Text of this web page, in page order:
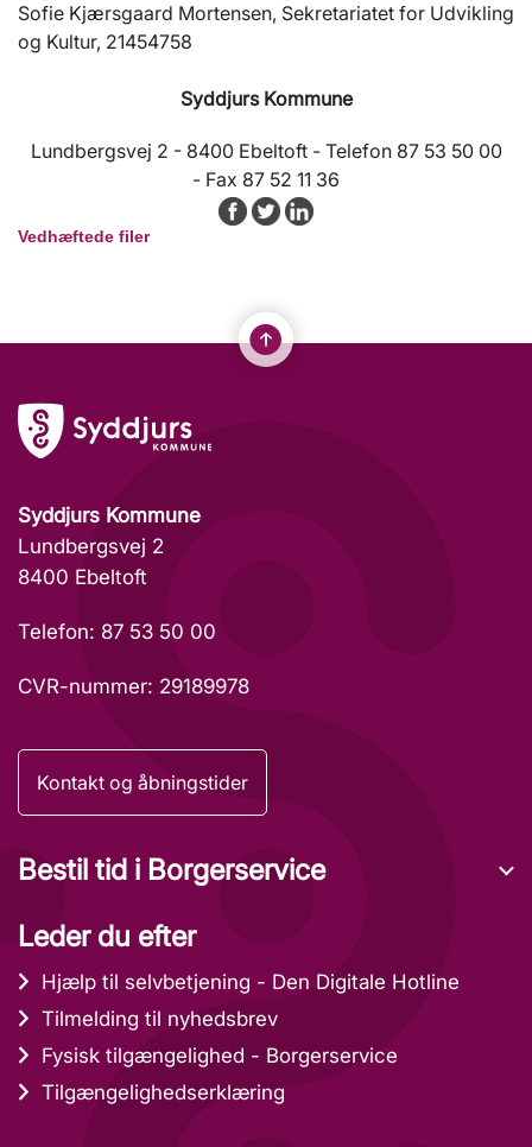
Sofie Kjærsgaard Mortensen, Sekretariatet for Udvikling
og Kultur, 21454758
Syddjurs Kommune
Lundbergsvej 2 - 8400 Ebeltoft - Telefon 87 53 50 00
- Fax 87 52 11 36
Vedhæftede filer
Syddjurs Kommune
Lundbergsvej 2
8400 Ebeltoft
Telefon: 87 53 50 00
CVR-nummer: 29189978
Kontakt og åbningstider
Bestil tid i Borgerservice
Leder du efter
Hjælp til selvbetjening - Den Digitale Hotline
Tilmelding til nyhedsbrev
Fysisk tilgængelighed - Borgerservice
Tilgængelighedserklæring